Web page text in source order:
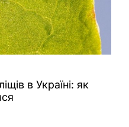
в Україні: як